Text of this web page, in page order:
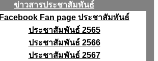
ข่าวสารประชาสัมพันธ์
Facebook Fan page ประชาสัมพันธ์
ประชาสัมพันธ์ 2565
ประชาสัมพันธ์ 2566
ประชาสัมพันธ์ 2567